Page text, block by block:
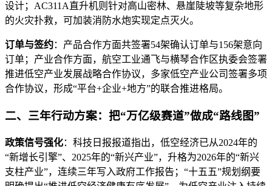
设计；AC311A直升机则针对高山密林、悬崖陡坡等复杂地形
的火灾扑救，可加装消防水炮实现定点灭火。
订单与签约：产品合作方面共签署54架确认订单与156架意向
订单；产业合作方面，航空工业通飞与横琴合作区执委会签署
推进低空产业发展战略合作协议，多家低空产业公司签署多项
合作协议，形成“平台+企业+地方”的联合推进格局。
二、三年行动方案：把“万亿级赛道”做成“路线图”
政策信号强化：科技日报报道指出，低空经济已从2024年的
“新增长引擎”、2025年的“新兴产业”，升格为2026年的“新兴
支柱产业”，连续三年写入政府工作报告；“十五五”规划纲要